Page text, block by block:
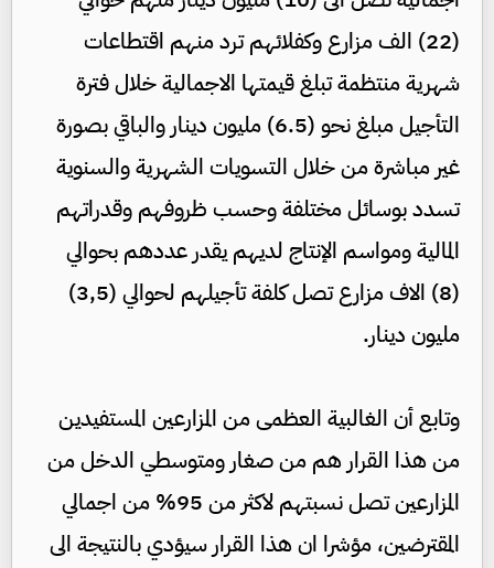
(22) الف مزارع وكفلائهم ترد منهم اقتطاعات
شهرية منتظمة تبلغ قيمتها الاجمالية خلال فترة
التأجيل مبلغ نحو (6.5) مليون دينار والباقي بصورة
غير مباشرة من خلال التسويات الشهرية والسنوية
تسدد بوسائل مختلفة وحسب ظروفهم وقدراتهم
المالية ومواسم الإنتاج لديهم يقدر عددهم بحوالي
(8) الاف مزارع تصل كلفة تأجيلهم لحوالي (3,5)
مليون دينار.
وتابع أن الغالبية العظمى من المزارعين المستفيدين
من هذا القرار هم من صغار ومتوسطي الدخل من
المزارعين تصل نسبتهم لاكثر من 95% من اجمالي
المقترضين، مؤشرا ان هذا القرار سيؤدي بالنتيجة الى